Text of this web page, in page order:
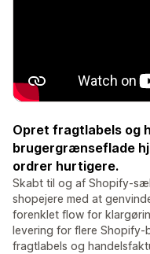
Opret fragtlabels og
brugergrænseflade
ordrer hurtigere.
Skabt til og af Shopify-
shopejere med at
forenklet flow for
levering for flere
fragtlabels og